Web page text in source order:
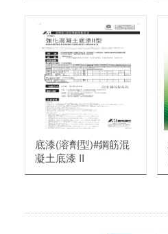
底漆(溶劑型)#鋼筋混
凝土底漆 II